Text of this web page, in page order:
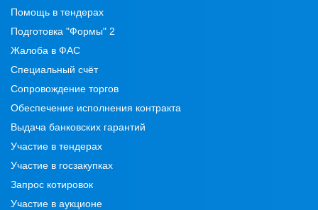
Помощь в тендерах
Подготовка "Формы" 2
Жалоба в ФАС
Специальный счёт
Сопровождение торгов
Обеспечение исполнения контракта
Выдача банковских гарантий
Участие в тендерах
Участие в госзакупках
Запрос котировок
Участие в аукционе